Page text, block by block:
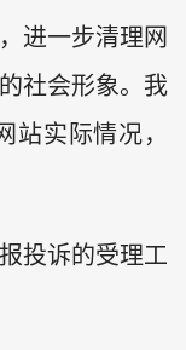
进一步清理网
社会形象。我
站实际情况，
投诉的受理工